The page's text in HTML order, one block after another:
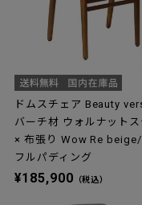
ドムスチェア Beauty
バーチ材 ウォルナットス
× 布張り Wow Re
フルパディング
¥185,900 （税込）